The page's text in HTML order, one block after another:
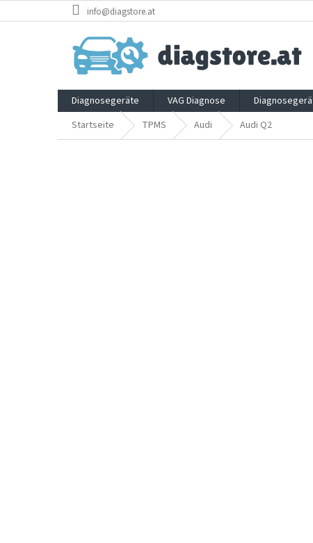
Inhalt
info@diagstore.at
Diagnosegeräte VAG Diagnose
Startseite
TPMS Audi Audi Q2